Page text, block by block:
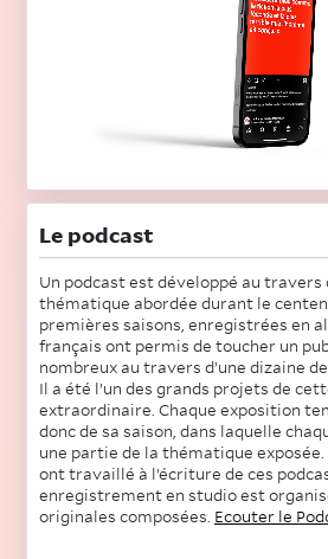
Le podcast
Un podcast est développé au travers
thématique abordée durant le
premières saisons, enregistrées en
français ont permis de toucher un
nombreux au travers d’une dizaine
Il a été l’un des grands projets de
extraordinaire. Chaque exposition
donc de sa saison, dans laquelle
une partie de la thématique exposée.
ont travaillé à l’écriture de ces
enregistrement en studio est
originales composées. Ecouter le